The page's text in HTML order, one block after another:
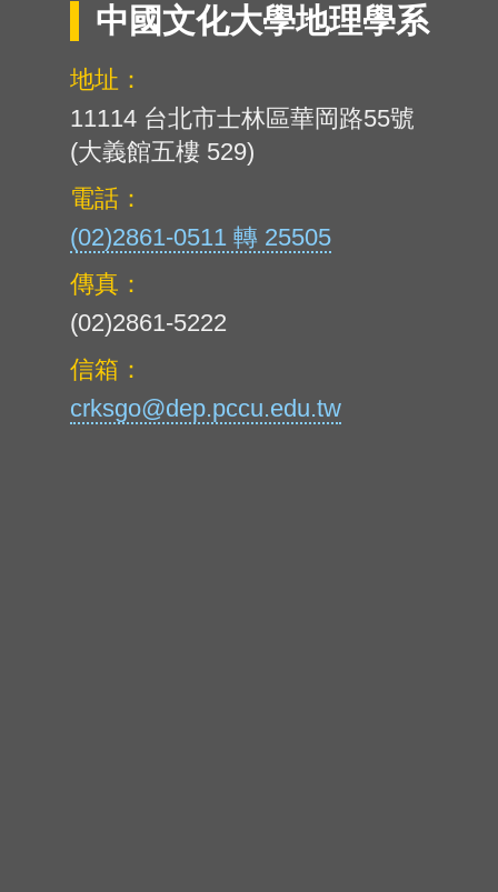
中國文化大學地理學系
地址：
11114 台北市士林區華岡路55號
(大義館五樓 529)
電話：
(02)2861-0511 轉 25505
傳真：
(02)2861-5222
信箱：
crksgo@dep.pccu.edu.tw